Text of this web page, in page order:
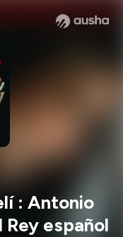
: Antonio
Rey español